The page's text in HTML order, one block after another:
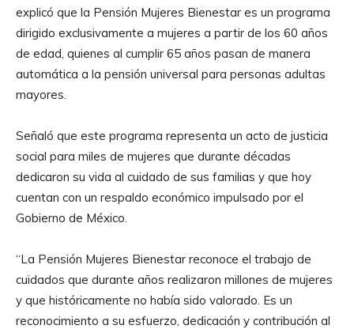
explicó que la Pensión Mujeres Bienestar es un programa
dirigido exclusivamente a mujeres a partir de los 60 años
de edad, quienes al cumplir 65 años pasan de manera
automática a la pensión universal para personas adultas
mayores.
Señaló que este programa representa un acto de justicia
social para miles de mujeres que durante décadas
dedicaron su vida al cuidado de sus familias y que hoy
cuentan con un respaldo económico impulsado por el
Gobierno de México.
“La Pensión Mujeres Bienestar reconoce el trabajo de
cuidados que durante años realizaron millones de mujeres
y que históricamente no había sido valorado. Es un
reconocimiento a su esfuerzo, dedicación y contribución al